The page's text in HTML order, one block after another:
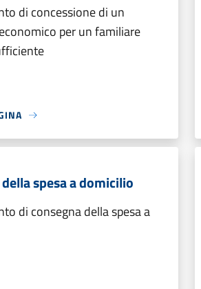
di concessione di un
per un familiare
spesa a domicilio
di consegna della spesa a